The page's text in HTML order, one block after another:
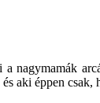
nagymamák
éppen csak,